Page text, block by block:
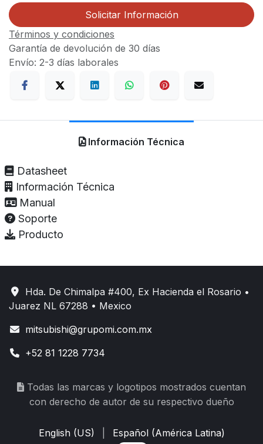
Solicitar Información
Términos y condiciones
Garantía de devolución de 30 días
Envío: 2-3 días laborales
Información Técnica
Datasheet
Información Técnica
Manual
Soporte
Producto
Hda. De Chimalpa #400, Ex Hacienda el Rosario •
Juarez NL 67288 • Mexico
mitsubishi@grupomi.com.mx
+52 81 1228 7734
Todas las marcas y logotipos mostrados cuentan
con derecho de autor de su respectivo dueño
English (US)
Español (América Latina)